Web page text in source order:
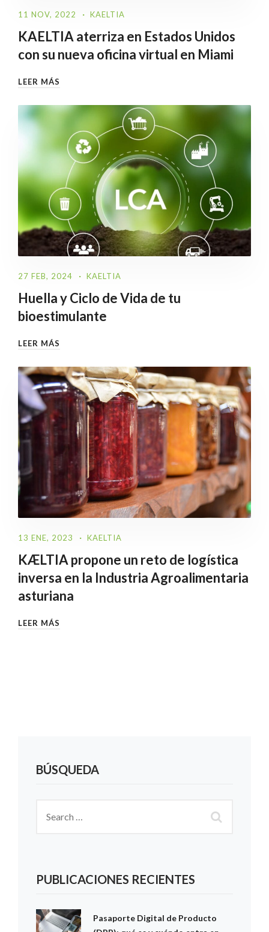
11 NOV, 2022 KAELTIA
KAELTIA aterriza en Estados Unidos
con su nueva oficina virtual en Miami
LEER MÁS
27 FEB, 2024 KAELTIA
Huella y Ciclo de Vida de tu
bioestimulante
LEER MÁS
13 ENE, 2023 KAELTIA
KÆLTIA propone un reto de logística
inversa en la Industria Agroalimentaria
asturiana
LEER MÁS
BÚSQUEDA
PUBLICACIONES RECIENTES
Pasaporte Digital de Producto